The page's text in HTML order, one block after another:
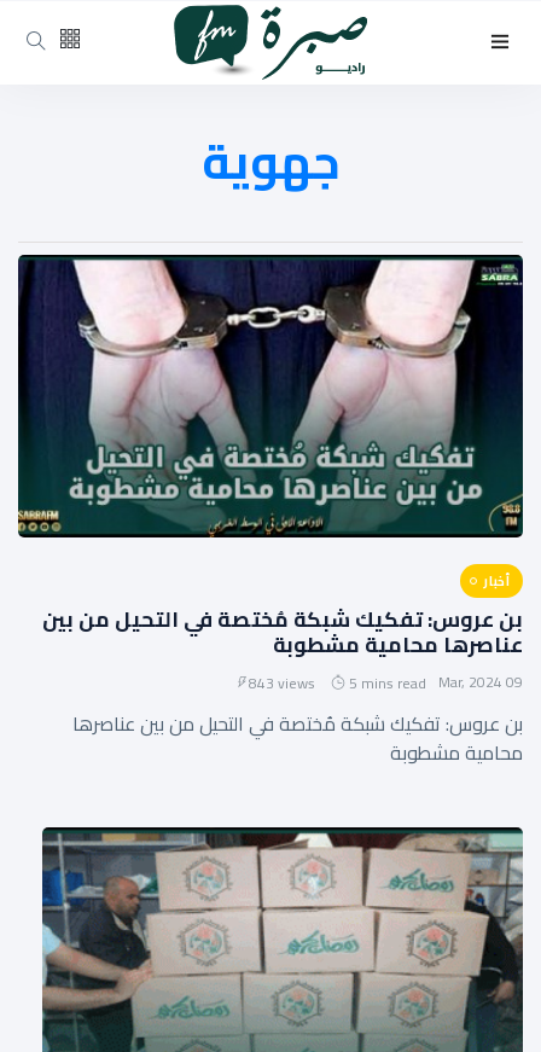
جهوية
أخبار
بن عروس: تفكيك شبكة مُختصة في التحيل من بين
عناصرها محامية مشطوبة
09 Mar, 2024
5 mins read
843 views
بن عروس: تفكيك شبكة مُختصة في التحيل من بين عناصرها
محامية مشطوبة